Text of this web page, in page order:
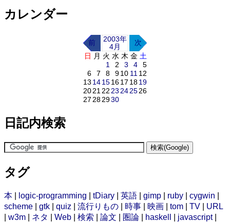
カレンダー
前
2003年
4月
次
日 月 火 水 木 金 土
1
2 3 4
5
6
7 8 910 11 12
13 14151617 1819
2021 22 23 242526
27 282930
日記内検索
タグ
本 logic-programming tDiary 英語 gimp ruby cygwin
scheme
gtk quiz 流行りもの 時事 映画 tom TV
URL
w3m ネタ Web 検索 論文 圏論 haskell javascript|